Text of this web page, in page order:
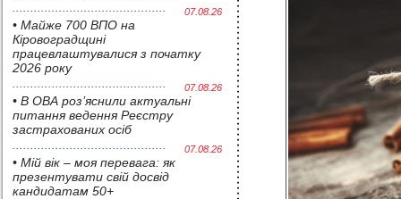
07.08.26
• Майже 700 ВПО на
Кіровоградщині
працевлаштувалися з початку
2026 року
07.08.26
• В ОВА роз’яснили актуальні
питання ведення Реєстру
застрахованих осіб
07.08.26
• Мій вік – моя перевага: як
презентувати свій досвід
кандидатам 50+